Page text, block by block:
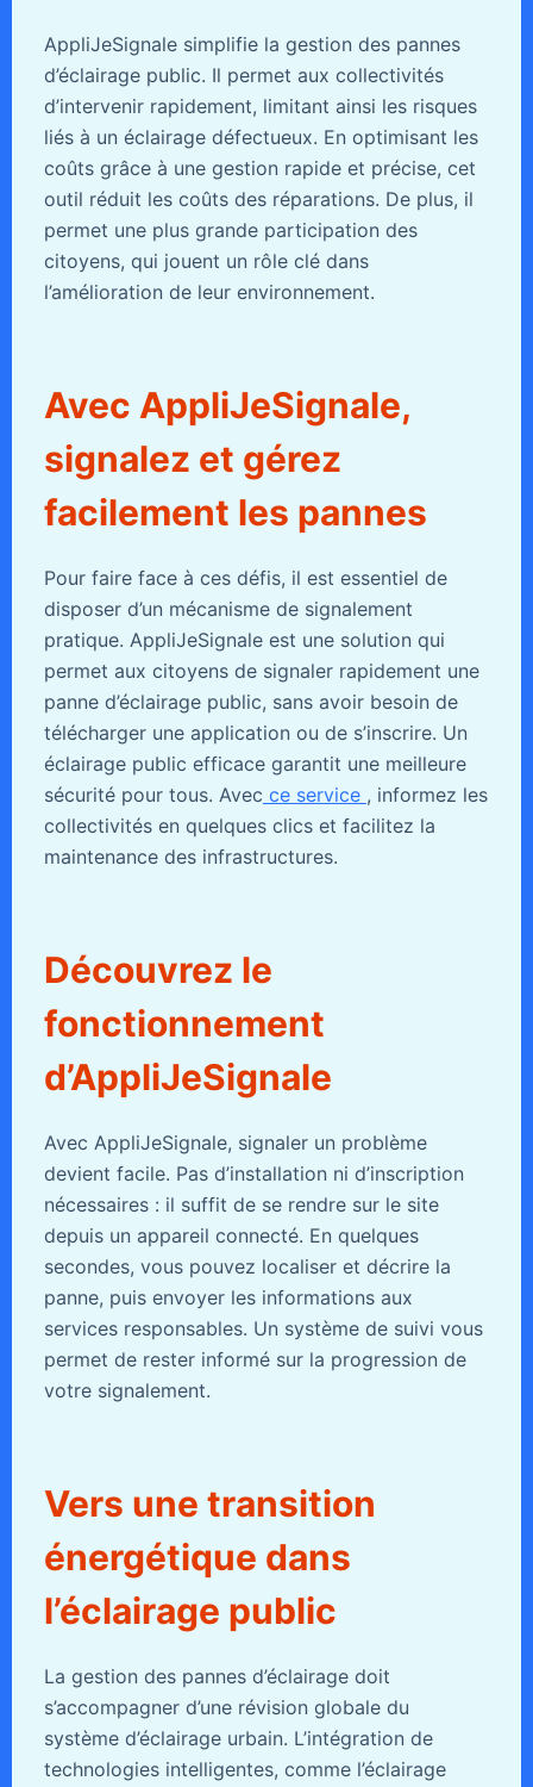
AppliJeSignale simplifie la gestion des pannes
d’éclairage public. Il permet aux collectivités
d’intervenir rapidement, limitant ainsi les risques
liés à un éclairage défectueux. En optimisant les
coûts grâce à une gestion rapide et précise, cet
outil réduit les coûts des réparations. De plus, il
permet une plus grande participation des
citoyens, qui jouent un rôle clé dans
l’amélioration de leur environnement.
Avec AppliJeSignale,
signalez et gérez
facilement les pannes
Pour faire face à ces défis, il est essentiel de
disposer d’un mécanisme de signalement
pratique. AppliJeSignale est une solution qui
permet aux citoyens de signaler rapidement une
panne d’éclairage public, sans avoir besoin de
télécharger une application ou de s’inscrire. Un
éclairage public efficace garantit une meilleure
sécurité pour tous. Avec ce service , informez les
collectivités en quelques clics et facilitez la
maintenance des infrastructures.
Découvrez le
fonctionnement
d’AppliJeSignale
Avec AppliJeSignale, signaler un problème
devient facile. Pas d’installation ni d’inscription
nécessaires : il suffit de se rendre sur le site
depuis un appareil connecté. En quelques
secondes, vous pouvez localiser et décrire la
panne, puis envoyer les informations aux
services responsables. Un système de suivi vous
permet de rester informé sur la progression de
votre signalement.
Vers une transition
énergétique dans
l’éclairage public
La gestion des pannes d’éclairage doit
s’accompagner d’une révision globale du
système d’éclairage urbain. L’intégration de
technologies intelligentes, comme l’éclairage